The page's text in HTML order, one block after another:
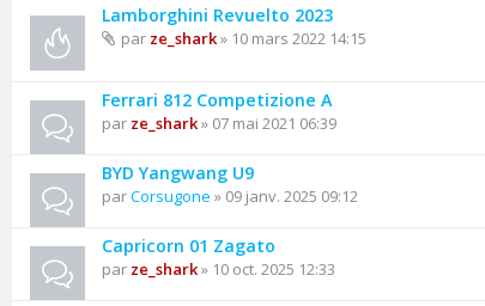
Lamborghini Revuelto 2023
par ze_shark» 10 mars 2022 14:15
Ferrari 812 Competizione A
par ze_shark» 07 mai 2021 06:39
BYD Yangwang U9
parCorsugone » 09 janv. 2025 09:12
Capricorn 01 Zagato
par ze_shark» 10 oct. 2025 12:33